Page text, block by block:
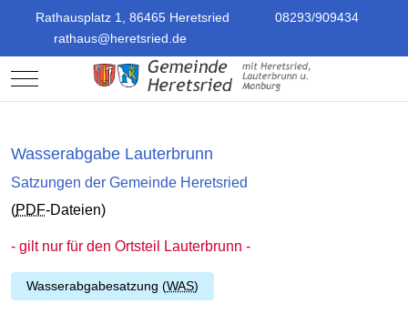
Rathausplatz 1, 86465 Heretsried
08293/909434
rathaus@heretsried.de
Mobile Menu Toggle
Wasserabgabe Lauterbrunn
Satzungen der Gemeinde Heretsried
(PDF-Dateien)
- gilt nur für den Ortsteil Lauterbrunn -
Wasserabgabesatzung (WAS)